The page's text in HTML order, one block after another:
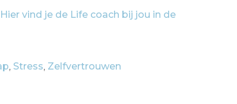
Hier vind je de Life coach bij jou in de
, Stress, Zelfvertrouwen